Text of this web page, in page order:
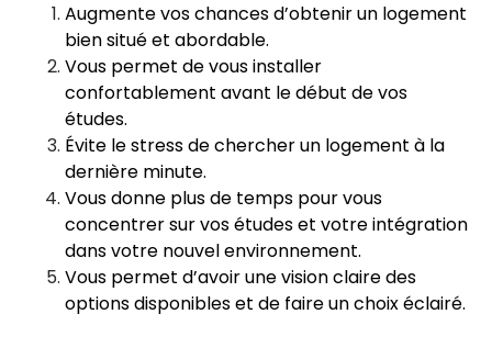
Augmente vos chances d’obtenir un logement
bien situé et abordable.
Vous permet de vous installer
confortablement avant le début de vos
études.
Évite le stress de chercher un logement à la
dernière minute.
Vous donne plus de temps pour vous
concentrer sur vos études et votre intégration
dans votre nouvel environnement.
Vous permet d’avoir une vision claire des
options disponibles et de faire un choix éclairé.